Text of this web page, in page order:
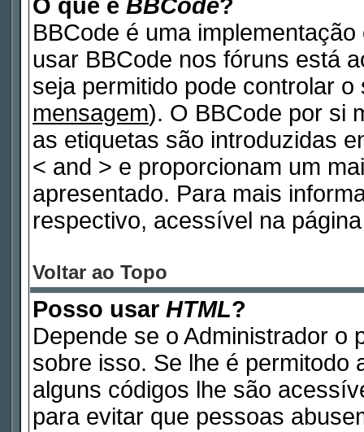
O que é BBCode?
BBCode é uma
usar BBCode nos fóruns está
seja permitido pode controlar
mensagem). O BBCode por si
as etiquetas são introduzidas
< and > e proporcionam um
apresentado. Para mais
respectivo, acessível na
Voltar ao Topo
Posso usar HTML?
Depende se o Administrador o
sobre isso. Se lhe é permitodo
alguns códigos lhe são
para evitar que pessoas